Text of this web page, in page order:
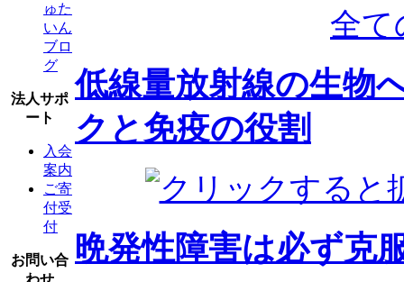
ゅた
いん
ブロ
グ
法人サポ
ート
入会
案内
ご寄
付受
付
お問い合
わせ
全て
低線量放射線の生物
クと免疫の役割
晩発性障害は必ず克